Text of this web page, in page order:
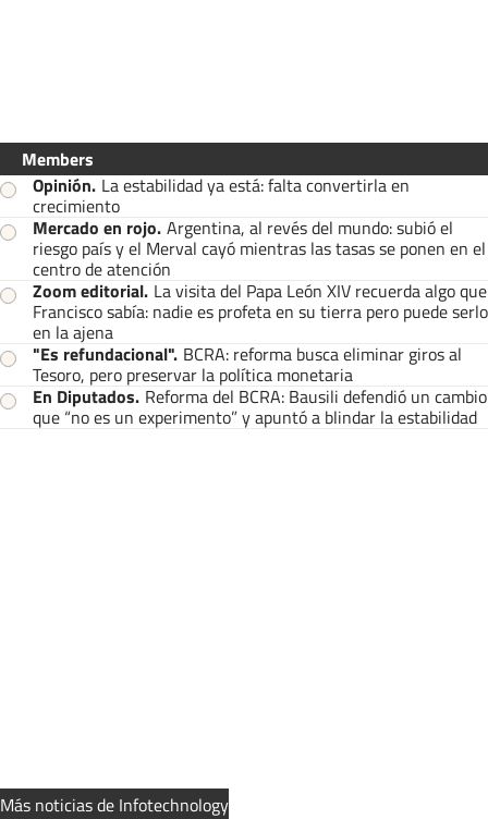
Members
Opinión. La estabilidad ya está: falta convertirla en
crecimiento
Mercado en rojo. Argentina, al revés del mundo: subió el
riesgo país y el Merval cayó mientras las tasas se ponen en el
centro de atención
Zoom editorial. La visita del Papa León XIV recuerda algo que
Francisco sabía: nadie es profeta en su tierra pero puede serlo
en la ajena
"Es refundacional". BCRA: reforma busca eliminar giros al
Tesoro, pero preservar la política monetaria
En Diputados. Reforma del BCRA: Bausili defendió un cambio
que “no es un experimento” y apuntó a blindar la estabilidad
Más noticias de Infotechnology